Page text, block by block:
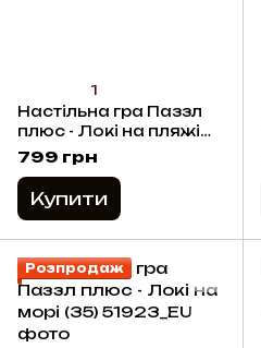
1
Настільна гра Паззл
плюс - Локі на пляжі
(12 шт)
799 грн
Купити
Розпродаж